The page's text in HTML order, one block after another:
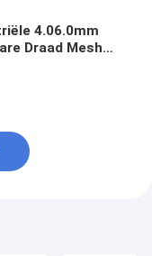
4.06.0mm
Draad Mesh